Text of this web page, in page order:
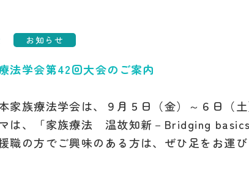
お知らせ
法学会第42回大会のご案内
家族療法学会は、９月５日（金）～６日（
は、「家族療法 温故知新－Bridging
職の方でご興味のある方は、ぜひ足をお運